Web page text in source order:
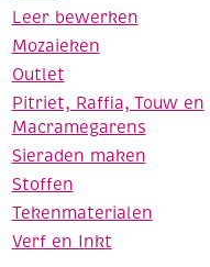
Leer bewerken
Mozaieken
Outlet
Pitriet, Raffia, Touw en
Macramegarens
Sieraden maken
Stoffen
Tekenmaterialen
Verf en Inkt